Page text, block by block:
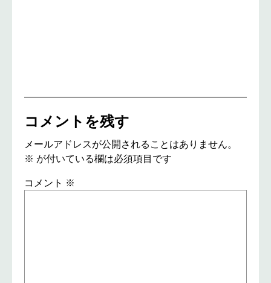
コメントを残す
メールアドレスが公開されることはありません。
※ が付いている欄は必須項目です
コメント ※